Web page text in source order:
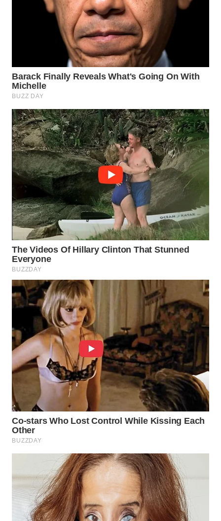
SUMEDANG
WN
KEPULAUAN
SERIBU
WN
TANGERANG
WN
BINJAI
CIREBON
WN
INDRAMAYU
WN
WN
MAJALENGKA
WN
SUBANG
WN
SUKABUMI
WN
PURWAKARTA
WN
SEMARANG